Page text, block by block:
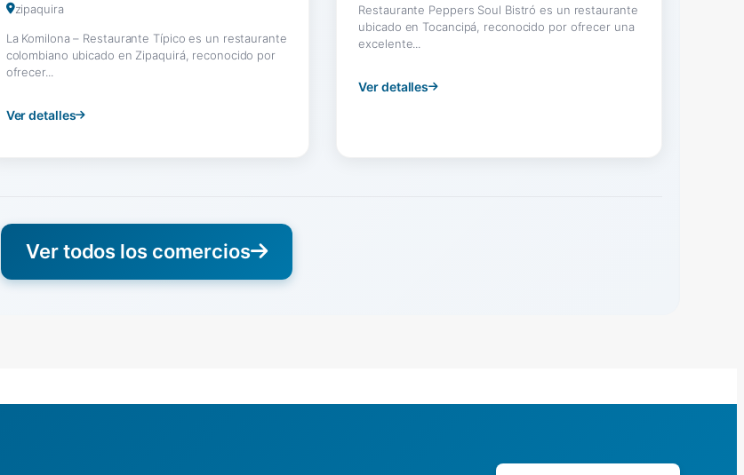
zipaquira
La Komilona – Restaurante Típico es un restaurante
colombiano ubicado en Zipaquirá, reconocido por
ofrecer...
Ver detalles
Restaurante Peppers Soul Bistró es un restaurante
ubicado en Tocancipá, reconocido por ofrecer una
excelente...
Ver detalles
Ver todos los comercios